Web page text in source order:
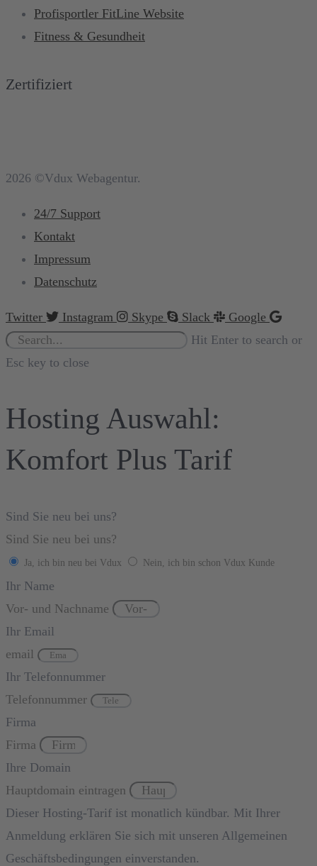
Profisportler FitLine Website
Fitness & Gesundheit
Zertifiziert
2026 ©Vdux Webagentur.
24/7 Support
Kontakt
Impressum
Datenschutz
Twitter Instagram Skype Slack
Google
Hit Enter to search or
Esc key to close
Hosting Auswahl:
Komfort Plus Tarif
Sind Sie neu bei uns?
Sind Sie neu bei uns?
Ja, ich bin neu bei Vdux Nein, ich bin schon Vdux Kunde
Ihr Name
Vor- und Nachname
Ihr Email
email
Ihr Telefonnummer
Telefonnummer
Firma
Firma
Ihre Domain
Hauptdomain eintragen
Dieser Hosting-Tarif ist monatlich kündbar. Mit Ihrer
Anmeldung erklären Sie sich mit unseren Allgemeinen
Geschäftsbedingungen einverstanden.